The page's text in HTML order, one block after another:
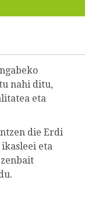
nahi ditu,
eta
die Erdi
eta